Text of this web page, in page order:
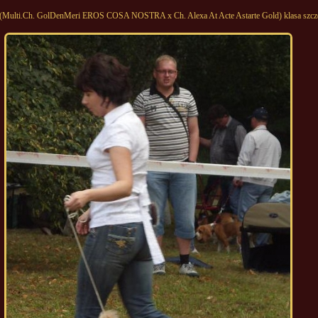
GolDenMeri EROS COSA NOSTRA x Ch. Alexa At Acte Astarte Gold) klasa